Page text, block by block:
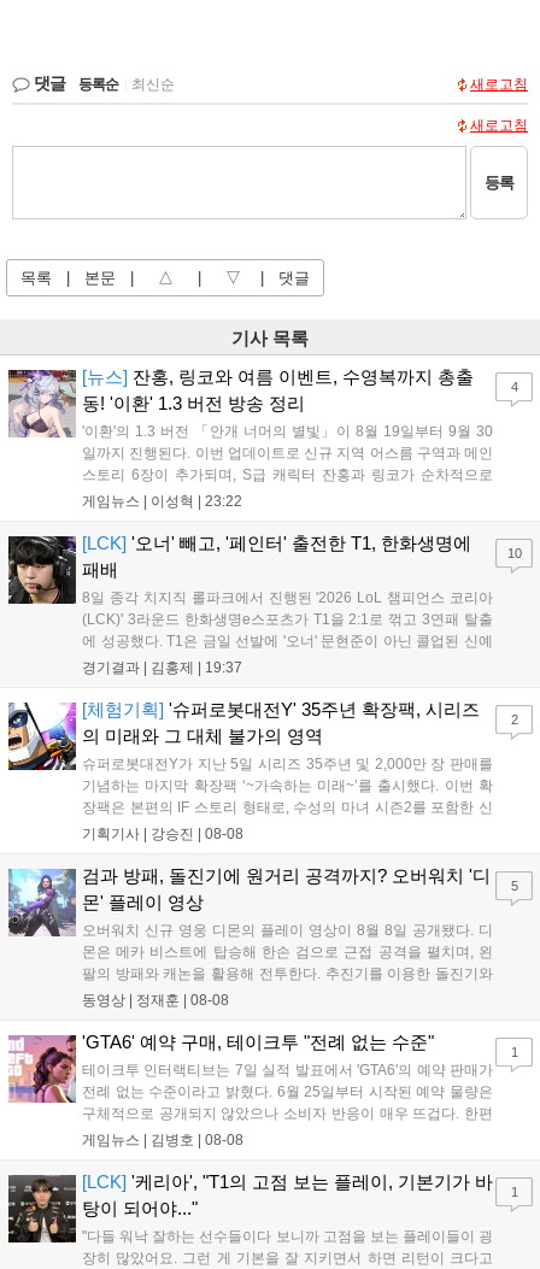
댓글 등록순 최신순 새로고침
새로고침
등록
목록 본문 △ ▽ 댓글
기사 목록
[뉴스] 잔홍, 링코와 여름 이벤트, 수영복까지 총출
동! '이환' 1.3 버전 방송 정리
'이환'의 1.3 버전 「안개 너머의 별빛」이 8월 19일부터 9월 30
일까지 진행된다. 이번 업데이트로 신규 지역 어스름 구역과 메인
스토리 6장이 추가되며, S급 캐릭터 잔홍과 링코가 순차적으로
등장한다. 여름 시즌을 맞아 비치발리볼, 수상 오토바이 등 다채
의성도 강화된다. 8월 11일까지 사용 가능한 교환 코드 3종이 제
공되며, 상세 일정은 공식 채널을 통해 확인할 수 있다....
게임뉴스 | 이성혁 23:22
4
[LCK] '오너' 빼고, '페인터' 출전한 T1, 한화생명에
패배
8일 종각 치지직 롤파크에서 진행된 '2026 LoL 챔피언스 코리아
(LCK)' 3라운드 한화생명e스포츠가 T1을 2:1로 꺾고 3연패 탈출
에 성공했다. T1은 금일 선발에 '오너' 문현준이 아닌 콜업된 신예
'페인터' 김은후를 투입했지만, 결국 1:2로 패배하고 말았다. T1은
을 빼냈다....
경기결과 | 김홍제 19:37
10
[체험기획] '슈퍼로봇대전Y' 35주년 확장팩, 시리즈
의 미래와 그 대체 불가의 영역
슈퍼로봇대전Y가 지난 5일 시리즈 35주년 및 2,000만 장 판매를
기념하는 마지막 확장팩 ‘~가속하는 미래~’를 출시했다. 이번 확
장팩은 본편의 IF 스토리 형태로, 수성의 마녀 시즌2를 포함한 신
규 참전작과 크로스오버 합체기를 선보이며 작품을 완결 짓는다.
하는 몰입감 있는 서사와 조합을 구현하며 시리즈의 미래를 향한
새로운 가능성을 제시했다....
기획기사 | 강승진 08-08
2
검과 방패, 돌진기에 원거리 공격까지? 오버워치 '디
몬' 플레이 영상
오버워치 신규 영웅 디몬의 플레이 영상이 8월 8일 공개됐다. 디
몬은 메카 비스트에 탑승해 한손 검으로 근접 공격을 펼치며, 왼
팔의 방패와 캐논을 활용해 전투한다. 추진기를 이용한 돌진기와
참격 형태의 궁극기를 보유했고, 메카 파괴 시 맨몸으로 기관총을
산의 영웅들 업데이트를 통해 정식 출시될 예정이다....
동영상 | 정재훈 08-08
5
'GTA6' 예약 구매, 테이크투 "전례 없는 수준"
테이크투 인터랙티브는 7일 실적 발표에서 'GTA6'의 예약 판매가
전례 없는 수준이라고 밝혔다. 6월 25일부터 시작된 예약 물량은
구체적으로 공개되지 않았으나 소비자 반응이 매우 뜨겁다. 한편
11월 19일 PS5와 Xbox 시리즈 X|S로 정식 출시될 예정이며, 록
상 'Grand Theft Auto VI: An Extended Look'을 최초 공개할 계획
이다....
게임뉴스 | 김병호 08-08
1
[LCK] '케리아', "T1의 고점 보는 플레이, 기본기가 바
탕이 되어야..."
"다들 워낙 잘하는 선수들이다 보니까 고점을 보는 플레이들이 굉
장히 많았어요. 그런 게 기본을 잘 지키면서 하면 리턴이 크다고
1